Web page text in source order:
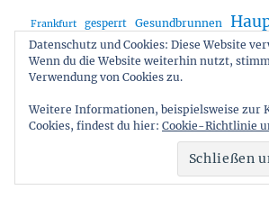
Frankfurt gesperrt Gesundbrunnen
i2030 ICE Mobilität Nahverkehr Nord
Pankow Potsdam RE1
Straßenbahn Tegel Tram
Datenschutz und Cookies: Diese Website
Wenn du die Website weiterhin nutzt,
Verwendung von Cookies zu.
Weitere Informationen, beispielsweise zur
Cookies, findest du hier: Cookie-Richtlinie